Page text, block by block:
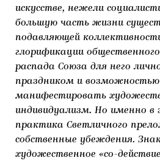
искусстве, нежели
большую часть жизни
подавляющей
глорификации
распада Союза для него
праздником и
манифестировать
индивидуализм. Но именно
практика Светличного
собственные убеждения.
художественное «со-